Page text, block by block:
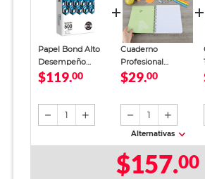
Papel Bond Alto
Desempeño
Copamex Vision
$119.00
1
Cuaderno
Profesional
SkyBook Go Plus
$29.00
1
Alternativas
$157.00